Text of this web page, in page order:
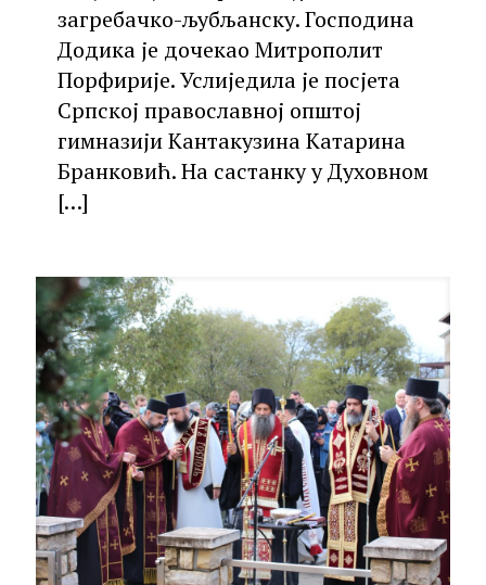
загребачко-љубљанску. Господина
Додика је дочекао Митрополит
Порфирије. Услиједила је посјета
Српској православној општој
гимназији Кантакузина Катарина
Бранковић. На састанку у Духовном
[…]